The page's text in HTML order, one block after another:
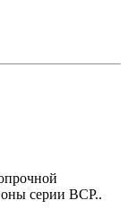
серии BCP..